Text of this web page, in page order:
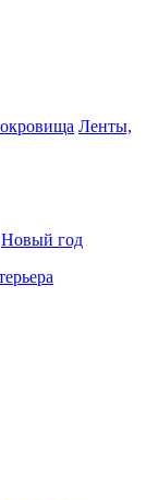
Ленты,
Новый год